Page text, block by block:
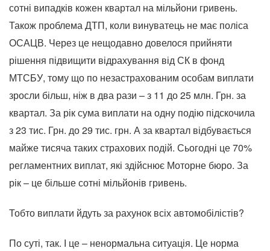
сотні випадків кожен квартал на мільйони гривень.
Також проблема ДТП, коли винуватець не має поліса
ОСАЦВ. Через це нещодавно довелося прийняти
рішення підвищити відрахування від СК в фонд
МТСБУ, тому що по незастрахованим особам виплати
зросли більш, ніж в два рази – з 11 до 25 млн. Грн. за
квартал. За рік сума виплати на одну подію підскочила
з 23 тис. Грн. до 29 тис. грн. А за квартал відбувається
майже тисяча таких страхових подій. Сьогодні це 70%
регламентних виплат, які здійснює Моторне бюро. За
рік – це більше сотні мільйонів гривень.
Тобто виплати йдуть за рахунок всіх автомобілістів?
По суті, так. І це – ненормальна ситуація. Це норма